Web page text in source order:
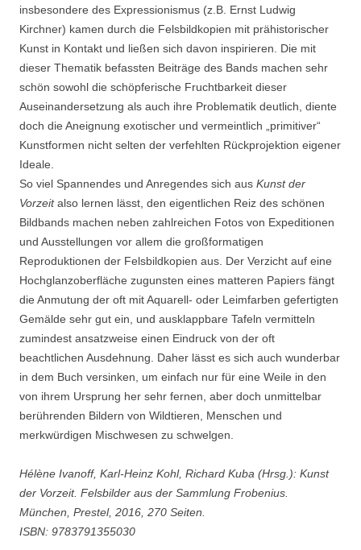
insbesondere des Expressionismus (z.B. Ernst Ludwig
Kirchner) kamen durch die Felsbildkopien mit prähistorischer
Kunst in Kontakt und ließen sich davon inspirieren. Die mit
dieser Thematik befassten Beiträge des Bands machen sehr
schön sowohl die schöpferische Fruchtbarkeit dieser
Auseinandersetzung als auch ihre Problematik deutlich, diente
doch die Aneignung exotischer und vermeintlich „primitiver“
Kunstformen nicht selten der verfehlten Rückprojektion eigener
Ideale.
So viel Spannendes und Anregendes sich aus Kunst der
Vorzeitalso lernen lässt, den eigentlichen Reiz des schönen
Bildbands machen neben zahlreichen Fotos von Expeditionen
und Ausstellungen vor allem die großformatigen
Reproduktionen der Felsbildkopien aus. Der Verzicht auf eine
Hochglanzoberfläche zugunsten eines matteren Papiers fängt
die Anmutung der oft mit Aquarell- oder Leimfarben gefertigten
Gemälde sehr gut ein, und ausklappbare Tafeln vermitteln
zumindest ansatzweise einen Eindruck von der oft
beachtlichen Ausdehnung. Daher lässt es sich auch wunderbar
in dem Buch versinken, um einfach nur für eine Weile in den
von ihrem Ursprung her sehr fernen, aber doch unmittelbar
berührenden Bildern von Wildtieren, Menschen und
merkwürdigen Mischwesen zu schwelgen.
Hélène Ivanoff, Karl-Heinz Kohl, Richard Kuba (Hrsg.): Kunst
der Vorzeit. Felsbilder aus der Sammlung Frobenius.
München, Prestel, 2016, 270 Seiten.
ISBN: 9783791355030